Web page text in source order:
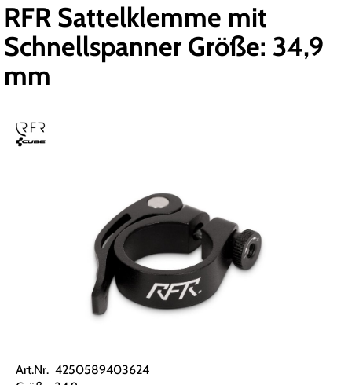
RFR Sattelklemme mit
Schnellspanner Größe: 34,9
mm
Art.Nr. 4250589403624